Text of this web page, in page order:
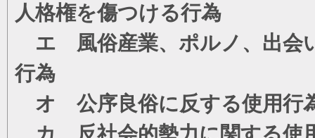
人格権を傷つける行為
エ 風俗産業、ポルノ、出会
行為
オ 公序良俗に反する使用行